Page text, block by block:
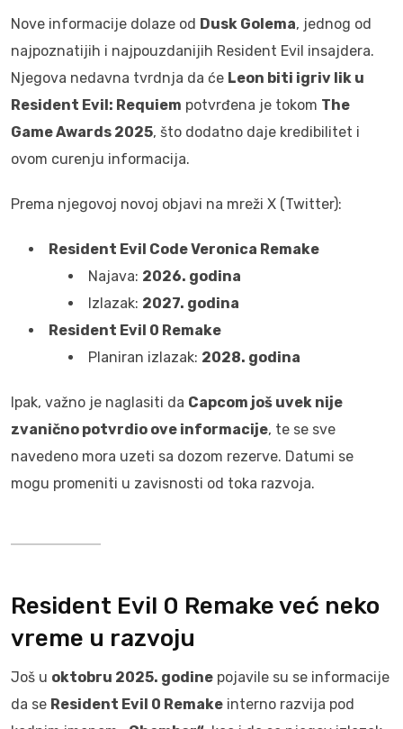
Nove informacije dolaze od Dusk Golema, jednog od
najpoznatijih i najpouzdanijih Resident Evil insajdera.
Njegova nedavna tvrdnja da će Leon biti igriv lik u
Resident Evil: Requiem potvrđena je tokom The
Game Awards 2025, što dodatno daje kredibilitet i
ovom curenju informacija.
Prema njegovoj novoj objavi na mreži X (Twitter):
Resident Evil Code Veronica Remake
Najava: 2026. godina
Izlazak: 2027. godina
Resident Evil 0 Remake
Planiran izlazak: 2028. godina
Ipak, važno je naglasiti da Capcom još uvek nije
zvanično potvrdio ove informacije, te se sve
navedeno mora uzeti sa dozom rezerve. Datumi se
mogu promeniti u zavisnosti od toka razvoja.
Resident Evil 0 Remake već neko
vreme u razvoju
Još u oktobru 2025. godine pojavile su se informacije
da se Resident Evil 0 Remake interno razvija pod